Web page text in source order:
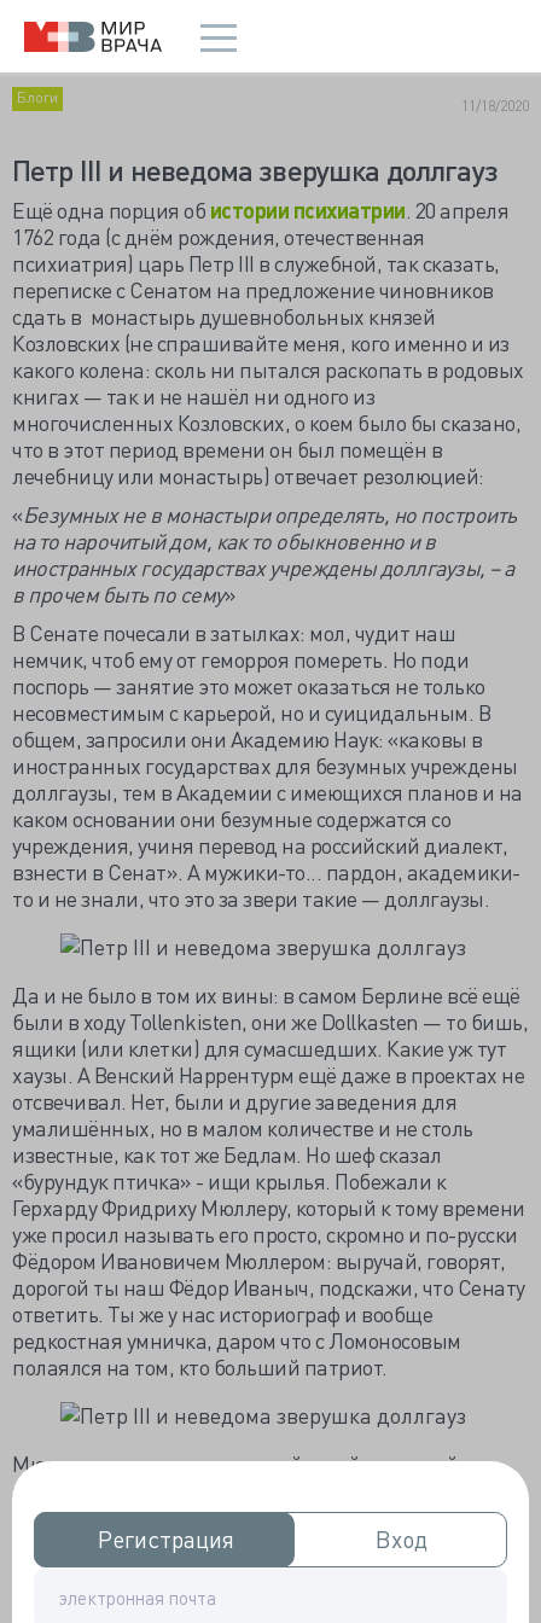
Регистрация
Регистрация Вход
Вход
Блоги 11/18/2020
Петр III и неведома зверушка доллгауз
Ещё одна порция об истории психиатрии . 20 апреля
1762 года (с днём рождения, отечественная
психиатрия) царь Петр III в служебной, так сказать,
переписке с Сенатом на предложение чиновников
сдать в монастырь душевнобольных князей
Козловских (не спрашивайте меня, кого именно и из
какого колена: сколь ни пытался раскопать в родовых
книгах — так и не нашёл ни одного из
многочисленных Козловских, о коем было бы сказано,
что в этот период времени он был помещён в
лечебницу или монастырь) отвечает резолюцией:
«Безумных не в монастыри определять, но построить
на то нарочитый дом, как то обыкновенно и в
иностранных государствах учреждены доллгаузы, – а
в прочем быть по сему»
В Сенате почесали в затылках: мол, чудит наш
немчик, чтоб ему от геморроя помереть. Но поди
поспорь — занятие это может оказаться не только
несовместимым с карьерой, но и суицидальным. В
общем, запросили они Академию Наук: «каковы в
иностранных государствах для безумных учреждены
доллгаузы, тем в Академии с имеющихся планов и на
каком основании они безумные содержатся со
учреждения, учиня перевод на российский диалект,
взнести в Сенат». А мужики-то... пардон, академики-
то и не знали, что это за звери такие — доллгаузы.
Да и не было в том их вины: в самом Берлине всё ещё
были в ходу Tollenkisten, они же Dollkasten — то бишь,
ящики (или клетки) для сумасшедших. Какие уж тут
хаузы. А Венский Наррентурм ещё даже в проектах не
отсвечивал. Нет, были и другие заведения для
умалишённых, но в малом количестве и не столь
известные, как тот же Бедлам. Но шеф сказал
«бурундук птичка» - ищи крылья. Побежали к
Герхарду Фридриху Мюллеру, который к тому времени
уже просил называть его просто, скромно и по-русски
Фёдором Ивановичем Мюллером: выручай, говорят,
дорогой ты наш Фёдор Иваныч, подскажи, что Сенату
ответить. Ты же у нас историограф и вообще
редкостная умничка, даром что с Ломоносовым
полаялся на том, кто больший патриот.
Мюллер взялся за дело со всей своей немецкой
педантичностью — и тоже не нашёл нигде ни слова о
доллгаузах. Пришлось запрашивать коллег из
Европы, что-то выдумывать самому — и в результате
для Сената был написан проект «О учреждении дома
для безумных (Dollhaus)», а самого Фёдора